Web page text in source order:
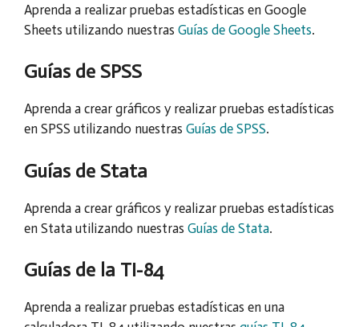
Aprenda a realizar pruebas estadísticas en Google
Sheets utilizando nuestras Guías de Google Sheets.
Guías de SPSS
Aprenda a crear gráficos y realizar pruebas estadísticas
en SPSS utilizando nuestras Guías de SPSS.
Guías de Stata
Aprenda a crear gráficos y realizar pruebas estadísticas
en Stata utilizando nuestras Guías de Stata.
Guías de la TI-84
Aprenda a realizar pruebas estadísticas en una